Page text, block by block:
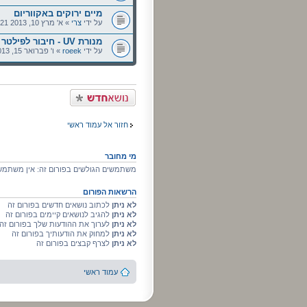
מיים ירוקים באקווריום
על ידי צרי » א' מרץ 10, 2013 2:21 pm
מנורת UV - חיבור לפילטר חיצוני
על ידי roeek » ו' פברואר 15, 2013 11:00 am
פרסם נושא חדש
חזור אל עמוד ראשי
מי מחובר
משתמשים הגולשים בפורום זה: אין
הרשאות הפורום
לא ניתן לכתוב נושאים חדשים בפורום זה
לא ניתן להגיב לנושאים קיימים בפורום זה
לא ניתן לערוך את ההודעות שלך בפורום זה
לא ניתן למחוק את הודעותיך בפורום זה
לא ניתן לצרף קבצים בפורום זה
עמוד ראשי